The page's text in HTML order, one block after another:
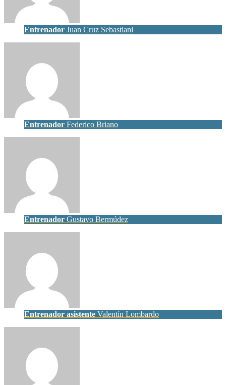
Entrenador Juan Cruz Sebastiani
Entrenador Federico Briano
Entrenador Gustavo Bermúdez
Entrenador asistente Valentín Lombardo